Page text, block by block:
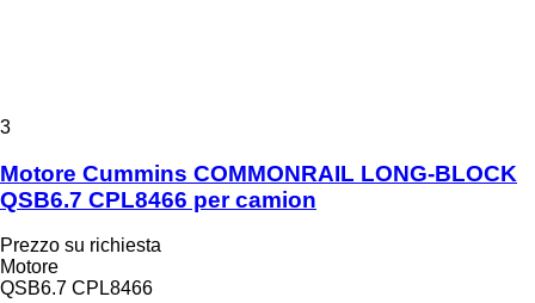
3
Motore Cummins COMMONRAIL LONG-BLOCK
QSB6.7 CPL8466 per camion
Prezzo su richiesta
Motore
QSB6.7 CPL8466